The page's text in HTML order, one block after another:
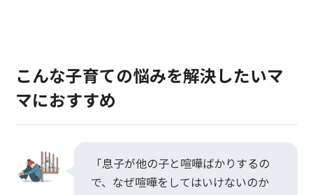
こんな子育ての悩みを解決したいマ
マにおすすめ
「息子が他の子と喧嘩ばかりするの
で、なぜ喧嘩をしてはいけないのか